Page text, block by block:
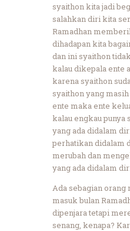
syaithon kita jadi
salahkan diri kita
Ramadhan
dihadapan kita
dan ini syaithon
kalau dikepala ente
karena syaithon
syaithon yang
ente maka ente
kalau engkau punya
yang ada didalam
perhatikan didalam
merubah dan
yang ada didalam
Ada sebagian
masuk bulan
dipenjara tetapi
senang, kenapa?